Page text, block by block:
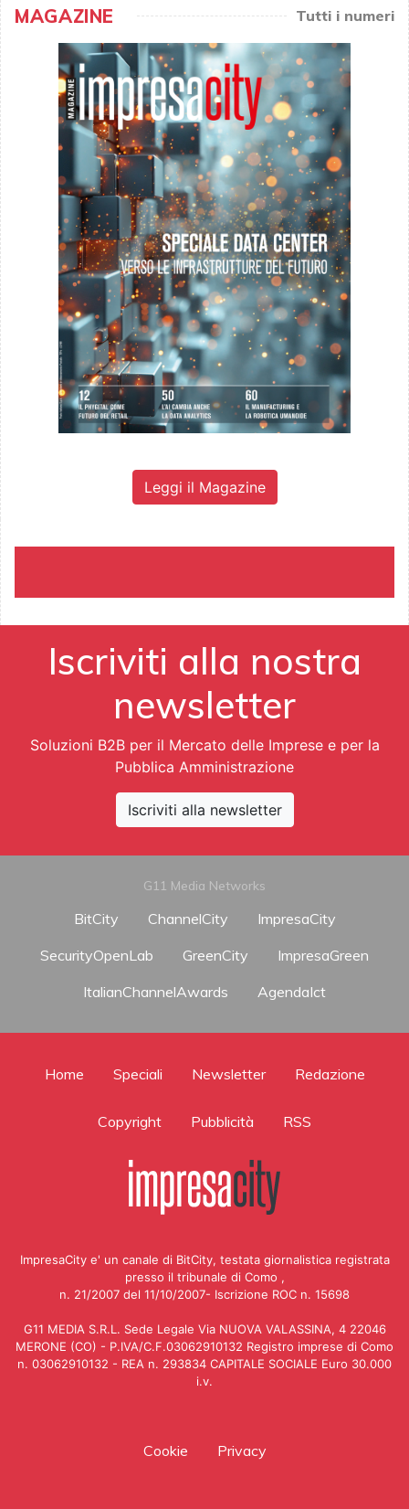
MAGAZINE Tutti i numeri
Leggi il Magazine
Iscriviti alla nostra
newsletter
Soluzioni B2B per il Mercato delle Imprese e per la
Pubblica Amministrazione
Iscriviti alla newsletter
G11 Media Networks
BitCity ChannelCity
ImpresaCity
SecurityOpenLab
GreenCity
ImpresaGreen
ItalianChannelAwards
AgendaIct
Home Speciali Newsletter Redazione
Copyright Pubblicità RSS
ImpresaCity e' un canale di BitCity, testata giornalistica registrata
presso il tribunale di Como ,
n. 21/2007 del 11/10/2007- Iscrizione ROC n. 15698
G11 MEDIA S.R.L. Sede Legale Via NUOVA VALASSINA, 4 22046
MERONE (CO) - P.IVA/C.F.03062910132 Registro imprese di Como
n. 03062910132 - REA n. 293834 CAPITALE SOCIALE Euro 30.000
i.v.
Cookie Privacy